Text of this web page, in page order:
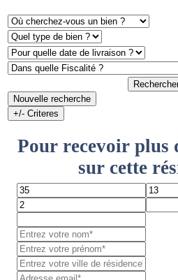
Nouvelle recherche
+/- Criteres
Pour recevoir plus
sur cette